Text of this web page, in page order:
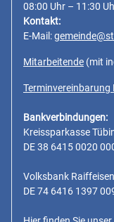
08:00 Uhr – 11:30
Kontakt:
E-Mail:
Mitarbeitende (mit
Terminvereinbarung
Bankverbindungen:
Kreissparkasse
DE 38 6415 0020
Volksbank
DE 74 6416 1397